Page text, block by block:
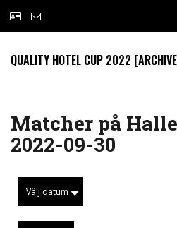
QUALITY HOTEL CUP 2022
Matcher på
2022-09-30
Välj datum